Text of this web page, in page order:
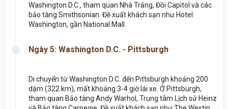
Washington D.C., tham quan Nhà Trắng, Đồi Capitol và các
bảo tàng Smithsonian. Đề xuất khách sạn như Hotel
Washington, gần National Mall.
Ngày 5: Washington D.C. - Pittsburgh
Di chuyển từ Washington D.C. đến Pittsburgh khoảng 200
dặm (322 km), mất khoảng 3-4 giờ lái xe. Ở Pittsburgh,
tham quan Bảo tàng Andy Warhol, Trung tâm Lịch sử Heinz